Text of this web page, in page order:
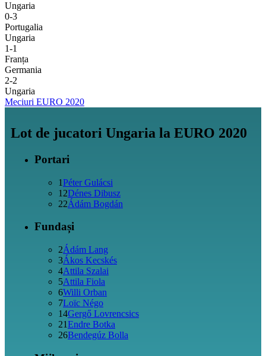
Ungaria
0-3
Portugalia
Ungaria
1-1
Franța
Germania
2-2
Ungaria
Meciuri EURO 2020
Lot de jucatori Ungaria la EURO 2020
Portari
1Péter Gulácsi
12Dénes Dibusz
22Ádám Bogdán
Fundași
2Ádám Lang
3Ákos Kecskés
4Attila Szalai
5Attila Fiola
6Willi Orban
7Loïc Négo
14Gergő Lovrencsics
21Endre Botka
26Bendegúz Bolla